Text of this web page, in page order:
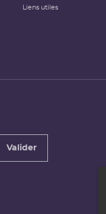
Liens utiles
Valider